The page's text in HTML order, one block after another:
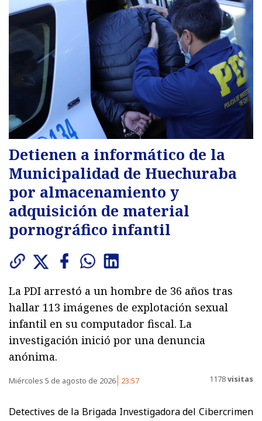
Detienen a informático de la
Municipalidad de Huechuraba
por almacenamiento y
adquisición de material
pornográfico infantil
La PDI arrestó a un hombre de 36 años tras
hallar 113 imágenes de explotación sexual
infantil en su computador fiscal. La
investigación inició por una denuncia
anónima.
Miércoles 5 de agosto de 2026 23:57 1178visitas
Detectives de la Brigada Investigadora del Cibercrimen